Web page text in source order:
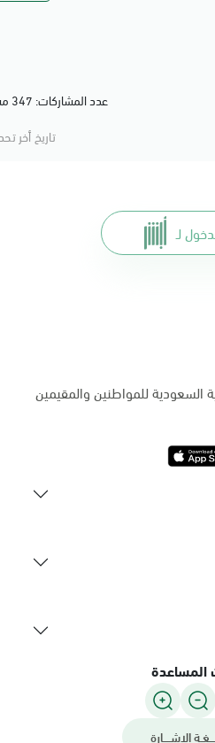
عدد المشاركات: 347 مشاركة (79%) أعجبهم المحتوى
تاريخ أخر
لـ
السعودية للمواطنين والمقيمين
المساعدة
الاشــــارة